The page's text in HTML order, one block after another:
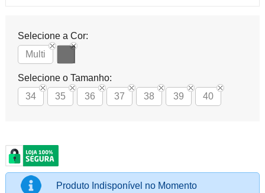
Selecione a Cor:
Multi
Selecione o Tamanho:
34
35 36 37 38 39 40
Produto Indisponível no Momento